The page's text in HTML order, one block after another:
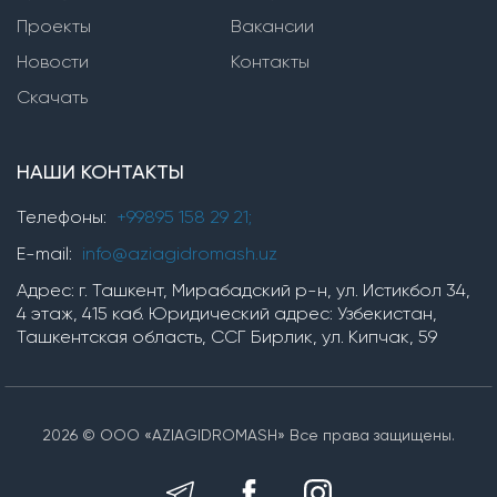
Насосы серии SVP(i,n)
Насосы серии TMV
Насосы серии ЦНС
Насосы серии TM, TMB
насосы серии OP
Химические насосы
Установки для производства гипохлорита
Проекты
Новости
Скачать
Вакансии
Контакты
НАШИ КОНТАКТЫ
Телефоны: +99895 158 29 21;
E-mail: info@aziagidromash.uz
Адрес: г. Ташкент, Мирабадский р-н, ул. Истикбол 34,
4 этаж, 415 каб. Юридический адрес: Узбекистан,
Ташкентская область, ССГ Бирлик, ул. Кипчак, 59
2026 © ООО «AZIAGIDROMASH» Все права защищены.